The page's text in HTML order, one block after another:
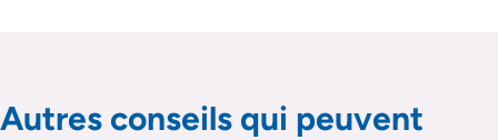
Autres conseils qui peuvent